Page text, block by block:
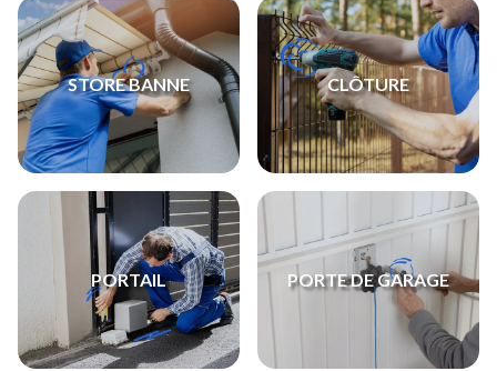
STORE BANNE CLÔTURE
PORTAIL PORTE DE GARAGE